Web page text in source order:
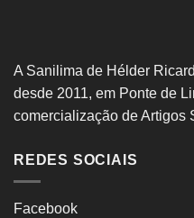
A Sanilima de Hélder
desde 2011, em Ponte de
comercialização de Artigos
REDES SOCIAIS
Facebook